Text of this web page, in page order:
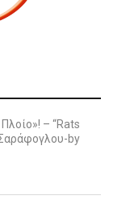
– “Rats
by